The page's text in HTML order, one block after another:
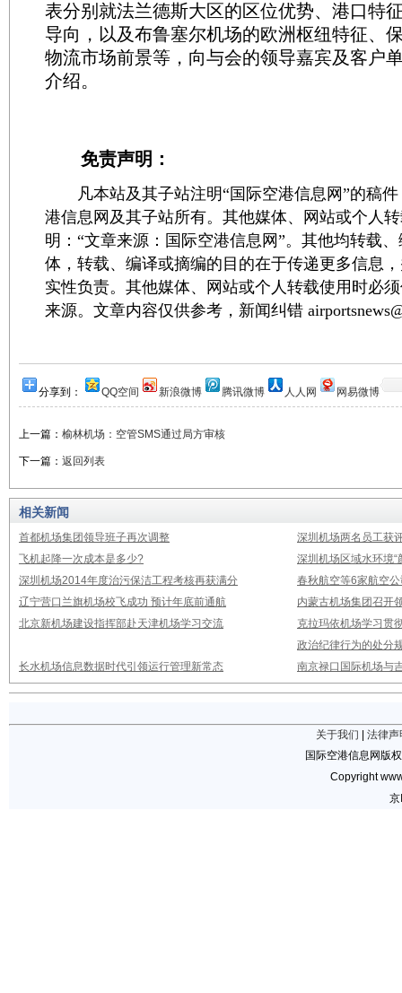
表分别就法兰德斯大区的区位优势、港口特
导向，以及布鲁塞尔机场的欧洲枢纽特征、
物流市场前景等，向与会的领导嘉宾及客户
介绍。
免责声明：
凡本站及其子站注明“国际空港信息网”的稿件
港信息网及其子站所有。其他媒体、网站或个人
明：“文章来源：国际空港信息网”。其他均转载
体，转载、编译或摘编的目的在于传递更多信息
实性负责。其他媒体、网站或个人转载使用时必
来源。文章内容仅供参考，新闻纠错
分享到： QQ空间 新浪微博 腾讯微博 人人网 网易微博
上一篇： 榆林机场：空管SMS通过局方审核
下一篇： 返回列表
相关新闻
首都机场集团领导班子再次调整
深圳机场两名员工获
飞机起降一次成本是多少?
深圳机场区域水环境“
深圳机场2014年度治污保洁工程考核再获满分
春秋航空等6家航空
辽宁营口兰旗机场校飞成功 预计年底前通航
内蒙古机场集团召开
北京新机场建设指挥部赴天津机场学习交流
克拉玛依机场学习贯
政治纪律行为的处分
长水机场信息数据时代引领运行管理新常态
南京禄口国际机场与
关于我们
法律声
国际空港信息网版
Copyright